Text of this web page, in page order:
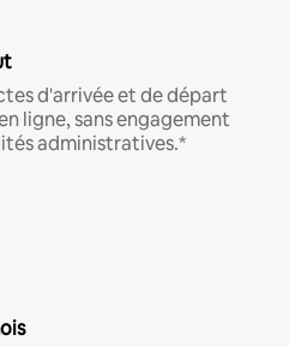
d'arrivée et de départ
ligne, sans engagement
administratives.*